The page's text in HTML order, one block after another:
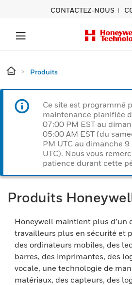
CONTACTEZ-NOUS
Produits
Ce site est programmé
maintenance planifiée
07:00 PM EST au
05:00 AM EST (du
PM UTC au dimanche
UTC). Nous vous
patience durant cette
Produits
Honeywell maintient plus d’un
travailleurs plus en sécurité et
des ordinateurs mobiles, des
barres, des imprimantes, des
vocale, une technologie de
matériaux, des capteurs, des